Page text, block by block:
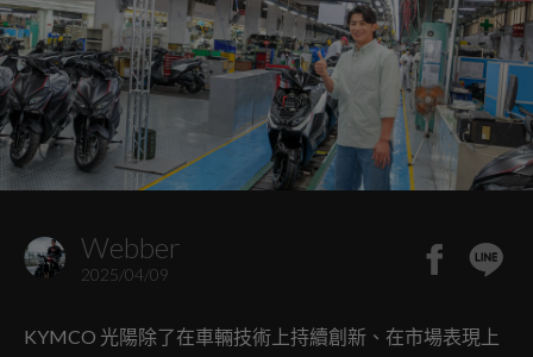
Webber
2025/04/09
KYMCO 光陽除了在車輛技術上持續創新、在市場表現上